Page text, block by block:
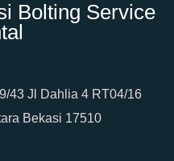
Bolting Service
43 Jl Dahlia 4 RT04/16
Bekasi 17510